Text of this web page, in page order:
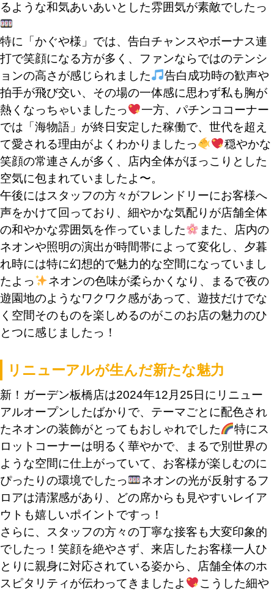
るような和気あいあいとした雰囲気が素敵でしたっ
特に「かぐや様」では、告白チャンスやボーナス連
打で笑顔になる方が多く、ファンならではのテンシ
ョンの高さが感じられました
告白成功時の歓声や
拍手が飛び交い、その場の一体感に思わず私も胸が
熱くなっちゃいましたっ
一方、パチンココーナー
では「海物語」が終日安定した稼働で、世代を超え
て愛される理由がよくわかりましたっ
穏やかな
笑顔の常連さんが多く、店内全体がほっこりとした
空気に包まれていましたよ〜。
午後にはスタッフの方々がフレンドリーにお客様へ
声をかけて回っており、細やかな気配りが店舗全体
の和やかな雰囲気を作っていました
また、店内の
ネオンや照明の演出が時間帯によって変化し、夕暮
れ時には特に幻想的で魅力的な空間になっていまし
たよっ
ネオンの色味が柔らかくなり、まるで夜の
遊園地のようなワクワク感があって、遊技だけでな
く空間そのものを楽しめるのがこのお店の魅力のひ
とつに感じましたっ！
リニューアルが生んだ新たな魅力
新！ガーデン板橋店は2024年12月25日にリニュー
アルオープンしたばかりで、テーマごとに配色され
たネオンの装飾がとってもおしゃれでした
特にス
ロットコーナーは明るく華やかで、まるで別世界の
ような空間に仕上がっていて、お客様が楽しむのに
ぴったりの環境でしたっ
ネオンの光が反射するフ
ロアは清潔感があり、どの席からも見やすいレイア
ウトも嬉しいポイントですっ！
さらに、スタッフの方々の丁寧な接客も大変印象的
でしたっ！笑顔を絶やさず、来店したお客様一人ひ
とりに親身に対応されている姿から、店舗全体のホ
スピタリティが伝わってきましたよ
こうした細や